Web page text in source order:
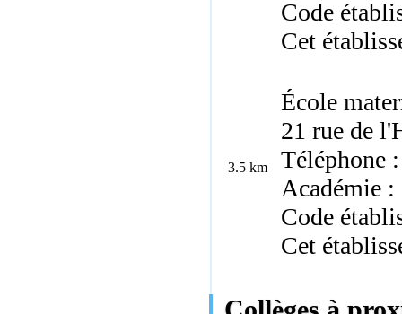
Code
Cet
3.5 km
École
21 rue de
Téléphone
Académie :
Code
Cet